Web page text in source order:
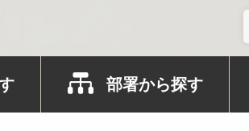
部署から探す